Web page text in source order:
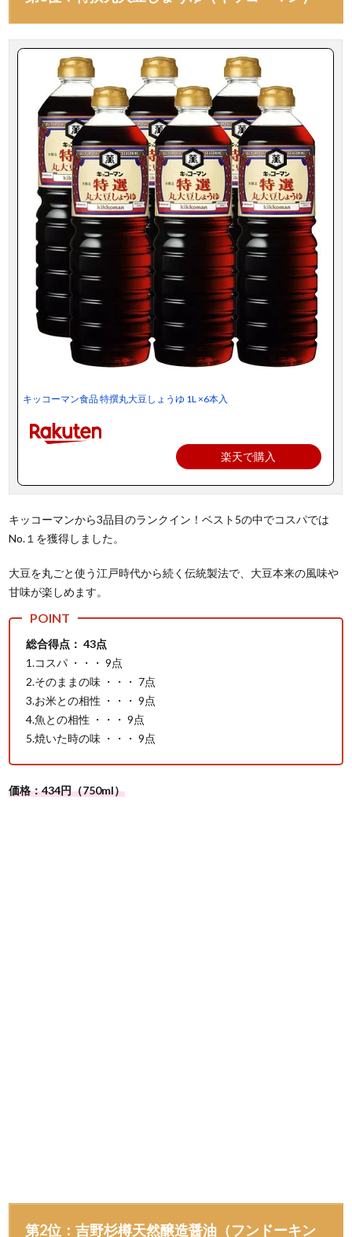
キッコーマン食品 特撰丸大豆しょうゆ 1L ×6本入
楽天で購入
キッコーマンから3品目のランクイン！ベスト5の中でコスパでは
No.１を獲得しました。
大豆を丸ごと使う江戸時代から続く伝統製法で、大豆本来の風味や
甘味が楽しめます。
総合得点： 43点
1.コスパ ・・・ 9点
2.そのままの味 ・・・ 7点
3.お米との相性 ・・・ 9点
4.魚との相性 ・・・ 9点
5.焼いた時の味 ・・・ 9点
価格：434円（750ml）
第2位：吉野杉樽天然醸造醤油（フンドーキン